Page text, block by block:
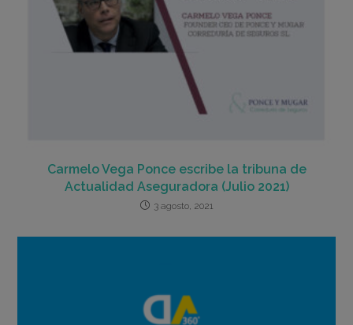
Carmelo Vega Ponce escribe la tribuna de
Actualidad Aseguradora (Julio 2021)
3 agosto, 2021